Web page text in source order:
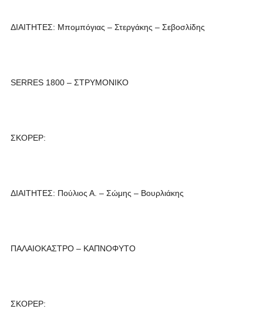
ΔΙΑΙΤΗΤΕΣ: Μπομπόγιας – Στεργάκης – Σεβοσλίδης
SERRES 1800 – ΣΤΡΥΜΟΝΙΚΟ
ΣΚΟΡΕΡ:
ΔΙΑΙΤΗΤΕΣ: Πούλιος Α. – Σώμης – Βουρλιάκης
ΠΑΛΑΙΟΚΑΣΤΡΟ – ΚΑΠΝΟΦΥΤΟ
ΣΚΟΡΕΡ: